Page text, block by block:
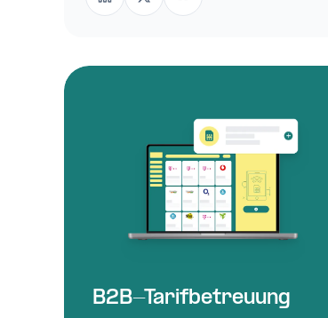
B2B-Tarifbetreuung